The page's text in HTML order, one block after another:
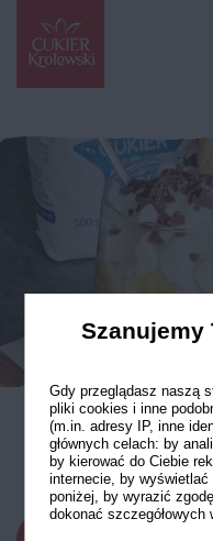
Banoffee
CZAS
Szanujemy
Gdy przeglądasz naszą
pliki cookies i inne
(m.in. adresy IP, inne
głównych celach: by
by kierować do Ciebie
internecie, by
poniżej, by wyrazić
dokonać